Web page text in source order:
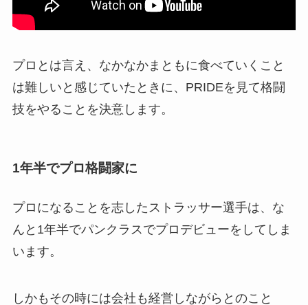
プロとは言え、なかなかまともに食べていくこと
は難しいと感じていたときに、PRIDEを見て格闘
技をやることを決意します。
1年半でプロ格闘家に
プロになることを志したストラッサー選手は、な
んと1年半でパンクラスでプロデビューをしてしま
います。
しかもその時には会社も経営しながらとのこと